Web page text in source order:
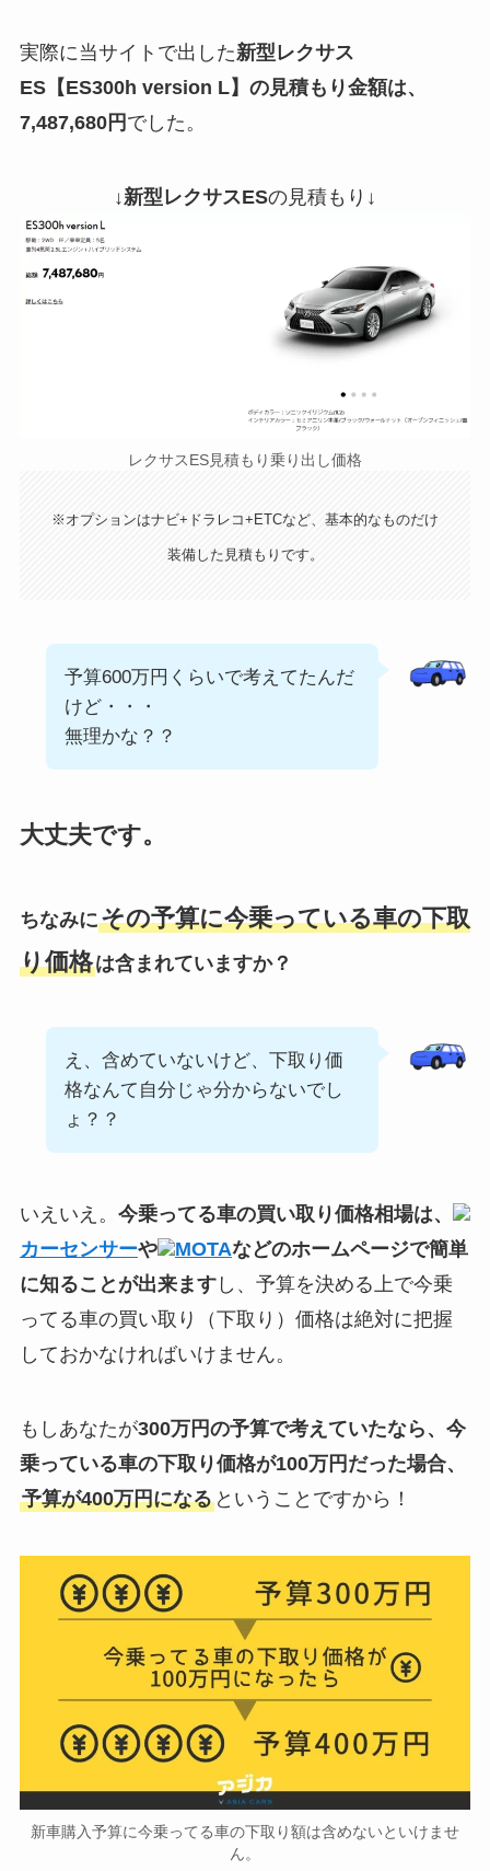
実際に当サイトで出した新型レクサス
ES【ES300h version L】の見積もり金額は、
7,487,680円 でした。
↓新型レクサスESの見積もり↓
レクサスES見積もり乗り出し価格
※オプションはナビ+ドラレコ+ETCなど、基本的なものだけ
装備した見積もりです。
予算600万円くらいで考えてたんだ
けど・・・
無理かな？？
大丈夫です。
ちなみにその予算に今乗っている車の下取
り価格は含まれていますか？
え、含めていないけど、下取り価
格なんて自分じゃ分からないでし
ょ？？
いえいえ。 今乗ってる車の買い取り価格相場は、
カーセンサーや MOTAなどのホームページで簡単
に知ることが出来ますし、予算を決める上で今乗
ってる車の買い取り（下取り）価格は絶対に把握
しておかなければいけません。
もしあなたが300万円の予算で考えていたなら、今
乗っている車の下取り価格が100万円だった場合、
予算が400万円になるということですから！
新車購入予算に今乗ってる車の下取り額は含めないといけませ
ん。